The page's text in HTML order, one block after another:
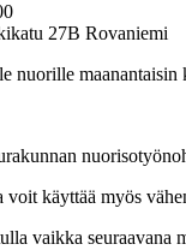
27B Rovaniemi
nuorille
käyttää myös
vaikka seuraavana